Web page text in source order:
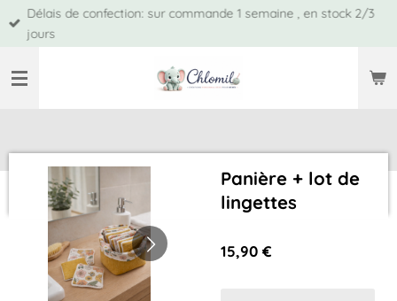
Passer
principal
Délais de confection: sur commande 1 semaine , en stock 2/3
jours
Panière + lot de
lingettes
15,90 €